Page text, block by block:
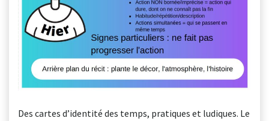
Des cartes d’identité des temps, pratiques et ludiques. Le